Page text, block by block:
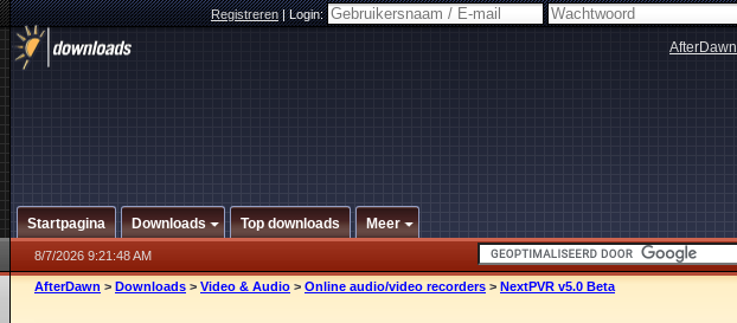
Registreren|Login:
AfterDawn
Startpagina Downloads Top downloads Meer
8/7/2026 9:21:48 AM
AfterDawn > Downloads > Video & Audio > Online audio/video recorders > NextPVR v5.0 Beta